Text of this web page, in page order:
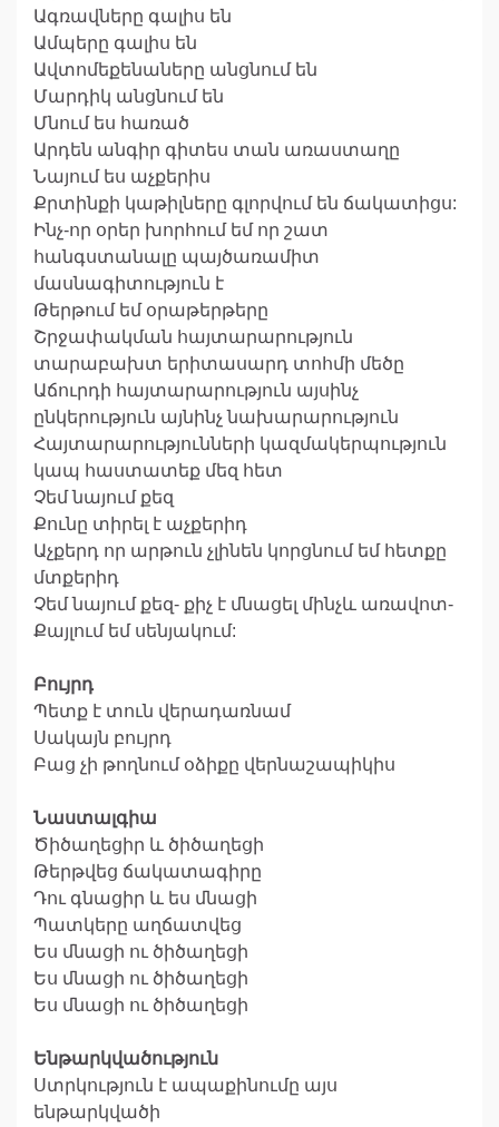
Ագռավները գալիս են
Ամպերը գալիս են
Ավտոմեքենաները անցնում են
Մարդիկ անցնում են
Մնում ես հառած
Արդեն անգիր գիտես տան առաստաղը
Նայում ես աչքերիս
Քրտինքի կաթիլները գլորվում են ճակատիցս:
Ինչ-որ օրեր խորհում եմ որ շատ
հանգստանալը պայծառամիտ
մասնագիտություն է
Թերթում եմ օրաթերթերը
Շրջափակման հայտարարություն
տարաբախտ երիտասարդ տոհմի մեծը
Աճուրդի հայտարարություն այսինչ
ընկերություն այնինչ նախարարություն
Հայտարարությունների կազմակերպություն
կապ հաստատեք մեզ հետ
Չեմ նայում քեզ
Քունը տիրել է աչքերիդ
Աչքերդ որ արթուն չլինեն կորցնում եմ հետքը
մտքերիդ
Չեմ նայում քեզ- քիչ է մնացել մինչև առավոտ-
Քայլում եմ սենյակում:
Բույրդ
Պետք է տուն վերադառնամ
Սակայն բույրդ
Բաց չի թողնում օձիքը վերնաշապիկիս
Նաստալգիա
Ծիծաղեցիր և ծիծաղեցի
Թերթվեց ճակատագիրը
Դու գնացիր և ես մնացի
Պատկերը աղճատվեց
Ես մնացի ու ծիծաղեցի
Ես մնացի ու ծիծաղեցի
Ես մնացի ու ծիծաղեցի
Ենթարկվածություն
Ստրկություն է ապաքինումը այս
ենթարկվածի